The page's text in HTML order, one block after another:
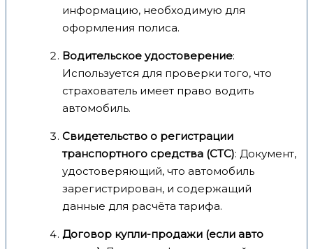
информацию, необходимую для
оформления полиса.
Водительское удостоверение:
Используется для проверки того, что
страхователь имеет право водить
автомобиль.
Свидетельство о регистрации
транспортного средства (СТС): Документ,
удостоверяющий, что автомобиль
зарегистрирован, и содержащий
данные для расчёта тарифа.
Договор купли-продажи (если авто